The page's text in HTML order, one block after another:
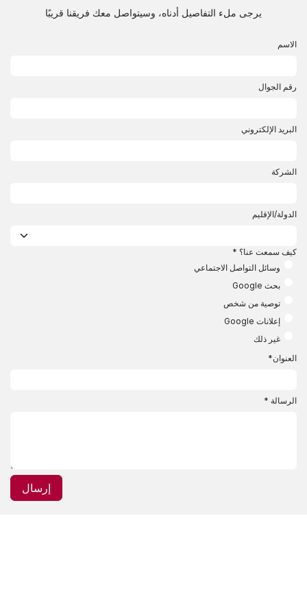
تخطي للذهاب إلى المحتوى
يرجى ملء التفاصيل أدناه، وسيتواصل معك فريقنا قريبًا
الاسم
رقم الجوال
البريد الإلكتروني
الشركة
الدولة/الإقليم
كيف سمعت عنا؟ *
وسائل التواصل الاجتماعي
بحث Google
توصية من شخص​
إعلانات Google
غير ذلك
العنوان*
الرسالة *
إرسال